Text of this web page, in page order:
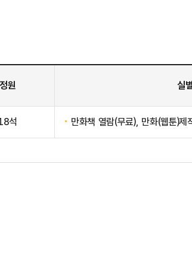
정원 실
석 만화책 열람(무료), 만화(웹툰)